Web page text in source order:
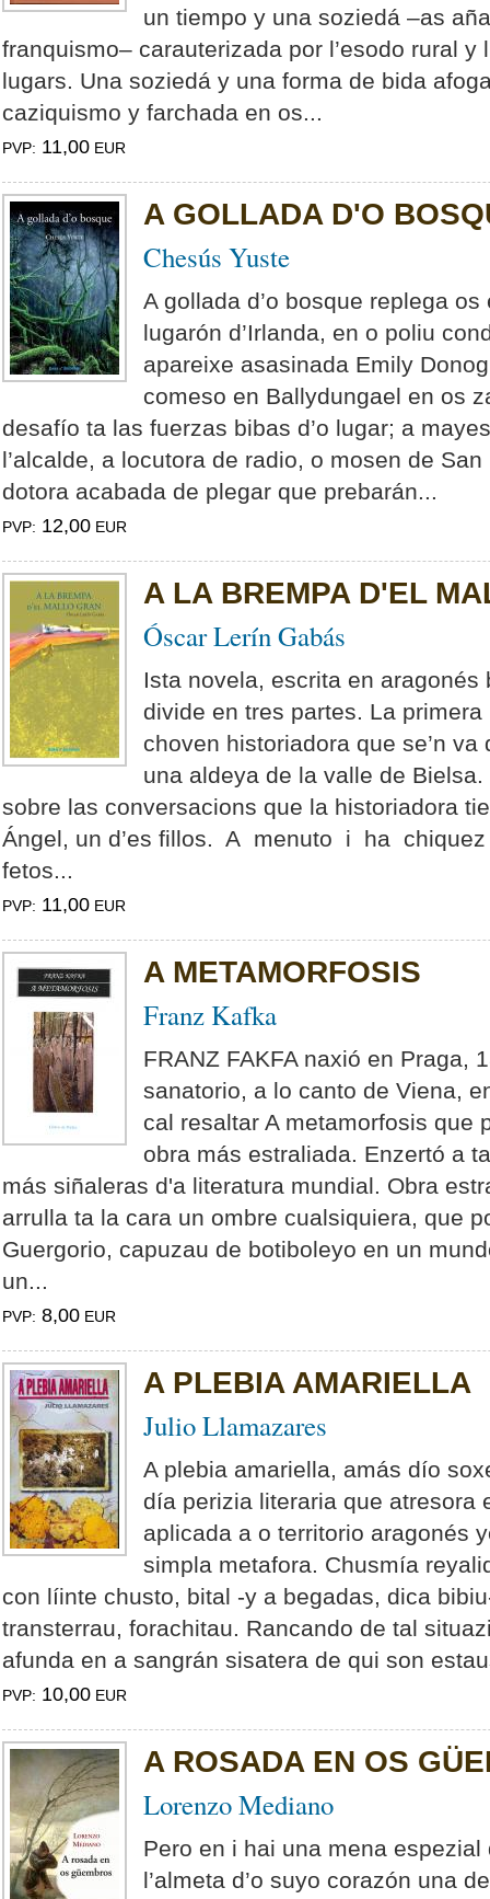
un tiempo y una soziedá –as
franquismo– carauterizada por l’esodo rural y
lugars. Una soziedá y una forma de bida
caziquismo y farchada en os...
PVP: 11,00 EUR
A GOLLADA D'O
Chesús Yuste
A gollada d’o bosque replega os
lugarón d’Irlanda, en o poliu
apareixe asasinada Emily
comeso en Ballydungael en os
desafío ta las fuerzas bibas d’o lugar; a
l’alcalde, a locutora de radio, o mosen de
dotora acabada de plegar que prebarán...
PVP: 12,00 EUR
A LA BREMPA D'EL
Óscar Lerín Gabás
Ista novela, escrita en
divide en tres partes. La
choven historiadora que se’n
una aldeya de la valle de
sobre las conversacions que la historiadora
Ángel, un d’es fillos. A menuto i ha
fetos...
PVP: 11,00 EUR
A METAMORFOSIS
Franz Kafka
FRANZ FAKFA naxió en Praga,
sanatorio, a lo canto de Viena,
cal resaltar A metamorfosis que
obra más estraliada. Enzertó a
más siñaleras d'a literatura mundial. Obra
arrulla ta la cara un ombre cualsiquiera, que
Guergorio, capuzau de botiboleyo en un
un...
PVP: 8,00 EUR
A PLEBIA AMARIELLA
Julio Llamazares
A plebia amariella, amás dío
día perizia literaria que atresora
aplicada a o territorio aragonés
simpla metafora. Chusmía
con líinte chusto, bital -y a begadas, dica
transterrau, forachitau. Rancando de tal
afunda en a sangrán sisatera de qui son
PVP: 10,00 EUR
A ROSADA EN OS
Lorenzo Mediano
Pero en i hai una mena espezial
l’almeta d’o suyo corazón una